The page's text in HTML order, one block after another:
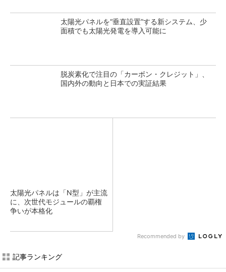
太陽光パネルを“垂直設置”する新システム、少
面積でも太陽光発電を導入可能に
脱炭素化で注目の「カーボン・クレジット」、
国内外の動向と日本での実証結果
太陽光パネルは「N型」が主流
に、次世代モジュールの覇権
争いが本格化
Recommended by
記事ランキング